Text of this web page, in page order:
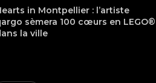
in Montpellier : l’artiste
sèmera 100 cœurs en LEGO®
la ville